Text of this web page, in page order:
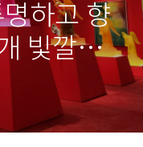
하고 향
빛깔처